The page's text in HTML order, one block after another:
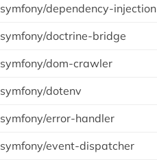
symfony/dependency-injection
symfony/doctrine-bridge
symfony/dom-crawler
symfony/dotenv
symfony/error-handler
symfony/event-dispatcher